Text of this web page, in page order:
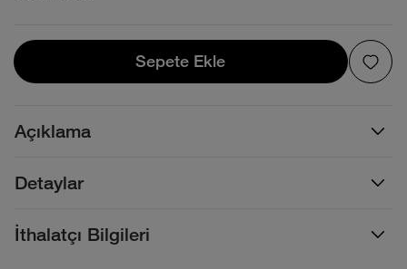
Sepete Ekle
Sepete Ekle
Açıklama
Detaylar
İthalatçı Bilgileri